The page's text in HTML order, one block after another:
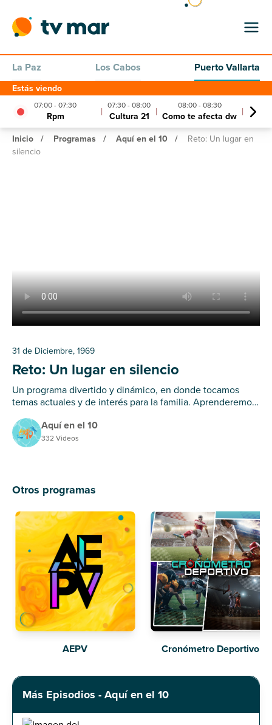
La Paz Los Cabos Puerto Vallarta
Estás viendo
07:00 - 07:30
Rpm | 07:30 - 08:00
Cultura 21 | 08:00 - 08:30
Como te afecta dw |
Inicio / Programas / Aquí en el 10 /
Reto: Un lugar en
silencio
31 de Diciembre, 1969
Reto: Un lugar en silencio
Un programa divertido y dinámico, en donde tocamos
temas actuales y de interés para la familia. Aprenderemos
Aquí en el 10
332 Videos
Otros programas
AEPV Cronómetro Deportivo
Más Episodios - Aquí en el 10